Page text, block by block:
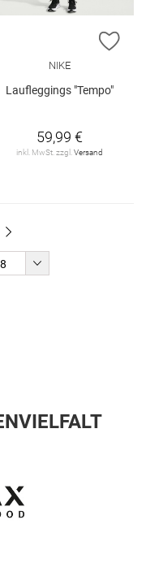
HINZUFÜGEN
ZUR
NIKE
Laufleggings "Tempo"
59,99 €
inkl. MwSt. zzgl.Versand